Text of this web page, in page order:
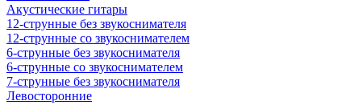
Акустические гитары
12-струнные без звукоснимателя
12-струнные со звукоснимателем
6-струнные без звукоснимателя
6-струнные со звукоснимателем
7-струнные без звукоснимателя
Левосторонние